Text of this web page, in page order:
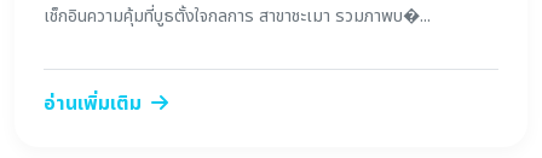
เช็กอินความคุ้มที่บูธตั้งใจกลการ สาขาชะเมา รวมภาพบ�...
อ่านเพิ่มเติม